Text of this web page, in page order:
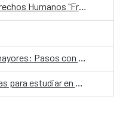
Ciclo de Cine Comunitario y Derechos Humanos "Fragmentos y Memorias"
Becas + Info: Charla sobre becas para estudiar en el extranjero